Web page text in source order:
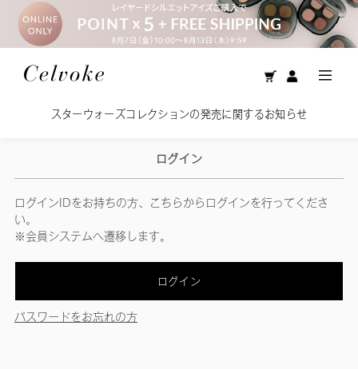
スターウォーズコレクションの発売に関するお知らせ
ログイン
ログインIDをお持ちの方、こちらからログインを行ってくださ
い。
※会員システムへ遷移します。
ログイン
パスワードをお忘れの方